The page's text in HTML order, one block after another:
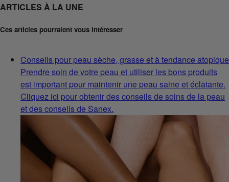
ARTICLES À LA UNE
Ces articles pourraient vous intéresser
Conseils pour peau sèche, grasse et à tendance atopique
Prendre soin de votre peau et utiliser les bons produits
est important pour maintenir une peau saine et éclatante.
Cliquez ici pour obtenir des conseils de soins de la peau
et des conseils de Sanex.